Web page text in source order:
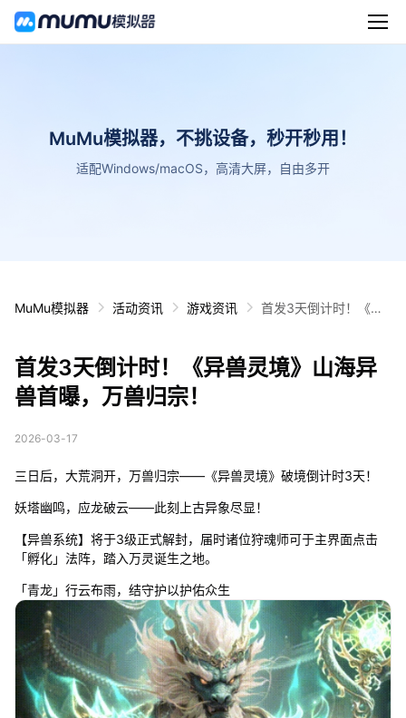
MuMu模拟器，不挑设备，秒开秒用！
适配Windows/macOS，高清大屏，自由多开
MuMu模拟器 活动资讯 游戏资讯
首发3天倒计时！《异
首发3天倒计时！《异兽灵境》山海异
兽首曝，万兽归宗！
2026-03-17
三日后，大荒洞开，万兽归宗——《异兽灵境》破境倒计时3天！
妖塔幽鸣，应龙破云——此刻上古异象尽显！
【异兽系统】将于3级正式解封，届时诸位狩魂师可于主界面点击
「孵化」法阵，踏入万灵诞生之地。
「青龙」行云布雨，结守护以护佑众生